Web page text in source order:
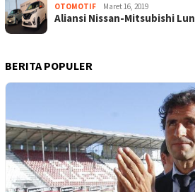
OTOMOTIF Maret 16, 2019
Aliansi Nissan-Mitsubishi
BERITA POPULER